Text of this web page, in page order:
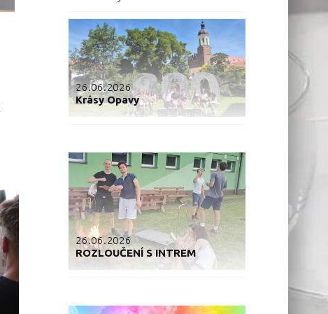
26.06.2026
Krásy Opavy
26.06.2026
ROZLOUČENÍ S INTREM